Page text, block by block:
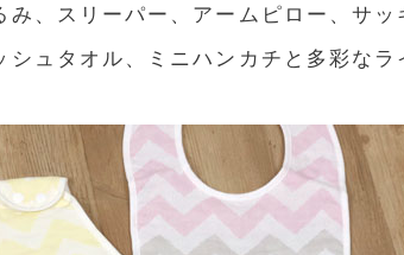
、スリーパー、アームピロー、サッ
シュタオル、ミニハンカチと多彩な